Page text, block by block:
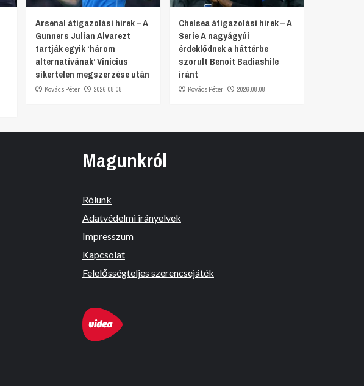
Arsenal átigazolási hírek – A
Gunners Julian Alvarezt
tartják egyik ‘három
alternatívának’ Vinicius
sikertelen megszerzése után
Kovács Péter 2026.08.08.
Chelsea átigazolási hírek – A
Serie A nagyágyúi
érdeklődnek a háttérbe
szorult Benoit Badiashile
iránt
Kovács Péter 2026.08.08.
Magunkról
Rólunk
Adatvédelmi irányelvek
Impresszum
Kapcsolat
Felelősségteljes szerencsejáték